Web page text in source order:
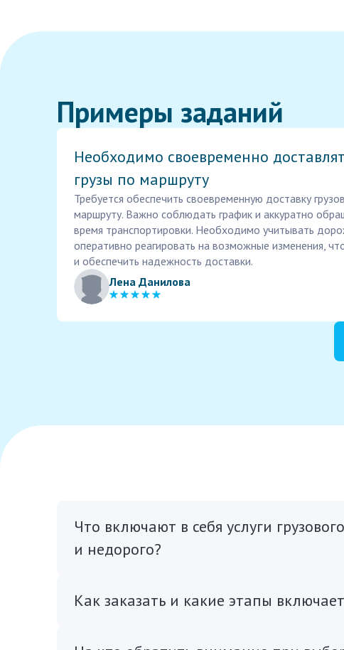
Примеры заданий
Необходимо своевременно
грузы по маршруту
Требуется обеспечить своевременную доставку
маршруту. Важно соблюдать график и аккуратно
время транспортировки. Необходимо учитывать
оперативно реагировать на возможные изменения,
и обеспечить надежность доставки.
Лена Данилова
Что включают в себя услуги
и недорого?
Как заказать и какие этапы